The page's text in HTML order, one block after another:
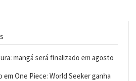
mangá será finalizado em agosto
em One Piece: World Seeker ganha